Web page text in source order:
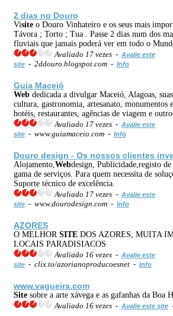
2 dias no Douro
Visite o Douro Vinhateiro e os seus mais
Távora ; Torto ; Tua . Passe 2 dias num dos
fluviais que jamais poderá ver em todo o
Avaliado 17 vezes - Avalie este
site - 2ddouro.blogspot.com - Info
Guia Maceió
Web dedicada a divulgar Maceió, Alagoas,
cultura, gastronomia, artesanato, monumentos
hotéis, restaurantes, agências de viagem e
Avaliado 17 vezes - Avalie este
site - www.guiamaceio.com - Info
Douro design - Os nossos clientes
Alojamento, Webdesign, Publicidade,registo
gama de serviços. Para quem necessita de
Suporte técnico de excelência.
Avaliado 17 vezes - Avalie este
site - www.dourodesign.com - Info
AZORES
O MELHOR SITE DOS AZORES, MUITA
LOCAIS PARADISIACOS
Avaliado 16 vezes - Avalie este
site - clix.to/azorianoproducoesnet - Info
www.vagueira.com
Site sobre a arte xávega e as gafanhas da Boa
Avaliado 16 vezes - Avalie este site